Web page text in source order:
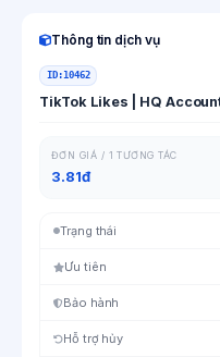
Thông tin dịch vụ
ID:10462
TikTok Likes | HQ
ĐƠN GIÁ / 1 TƯƠNG TÁC
3.81đ
Trạng thái
Ưu tiên
Bảo hành
Hỗ trợ hủy